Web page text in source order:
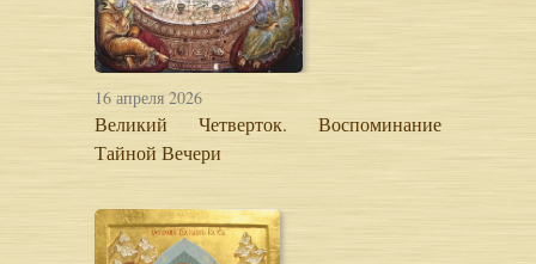
16 апреля 2026
Великий Четверток. Воспоминание
Тайной Вечери